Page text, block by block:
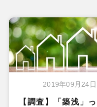
2019年09月24日
【調査】「築浅」っ